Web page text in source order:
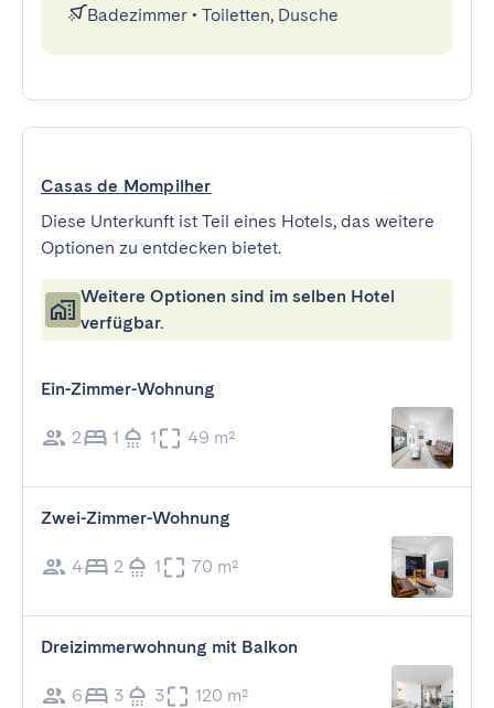
Badezimmer • Toiletten, Dusche
Casas de Mompilher
Diese Unterkunft ist Teil eines Hotels, das weitere
Optionen zu entdecken bietet.
Weitere Optionen sind im selben Hotel
verfügbar.
Ein-Zimmer-Wohnung
2 1 1 49 m²
Zwei-Zimmer-Wohnung
4 2 1 70 m²
Dreizimmerwohnung mit Balkon
6 3 3 120 m²